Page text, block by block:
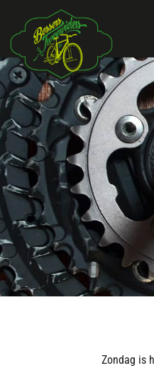
Zondag is